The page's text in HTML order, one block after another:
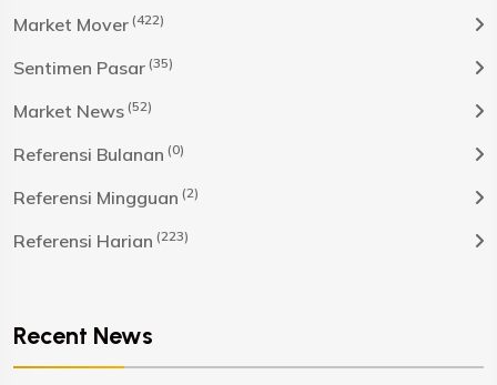
Market Mover (422)
Sentimen Pasar (35)
Market News (52)
Referensi Bulanan (0)
Referensi Mingguan (2)
Referensi Harian (223)
Recent News